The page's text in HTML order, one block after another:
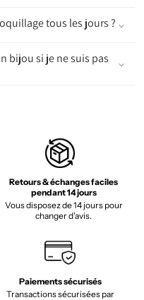
tous les jours ?
bijou si je ne suis pas
Retours & échanges faciles
pendant 14 jours
Vous disposez de 14 jours pour
changer d'avis.
Paiements sécurisés
Transactions sécurisées par